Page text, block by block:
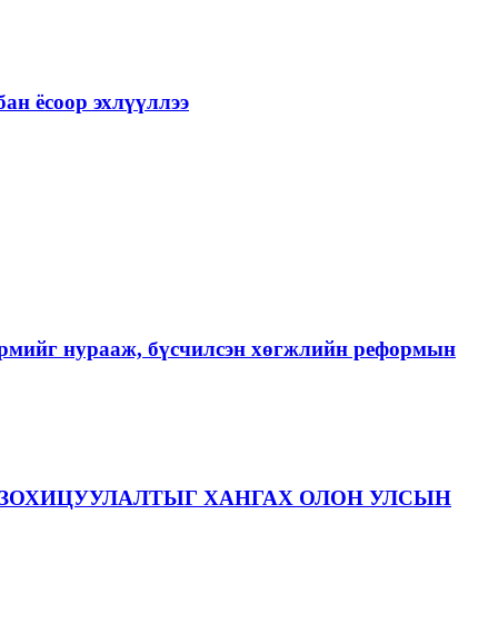
ёсоор эхлүүллээ
нурааж, бүсчилсэн хөгжлийн реформын
ХАНГАХ ОЛОН УЛСЫН